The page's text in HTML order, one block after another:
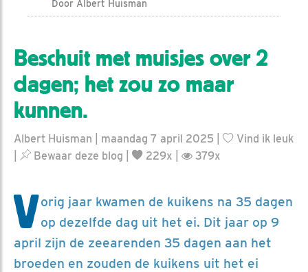
Door Albert Huisman
Beschuit met muisjes over 2
dagen; het zou zo maar
kunnen.
Albert Huisman | maandag 7 april 2025 |
Vind ik leuk
Bewaar deze blog 229x | 379x
Vorig jaar kwamen de kuikens na 35 dagen
op dezelfde dag uit het ei. Dit jaar op 9
april zijn de zeearenden 35 dagen aan het
broeden en zouden de kuikens uit het ei